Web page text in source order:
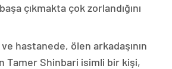
çıkmakta çok zorlandığını
hastanede, ölen arkadaşının
Tamer Shinbari isimli bir kişi,